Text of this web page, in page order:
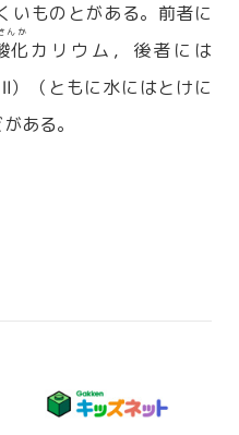
いものとがある。前者に
化
んか
カリウム，後者には
Ⅱ）（ともに水にはとけに
ある。